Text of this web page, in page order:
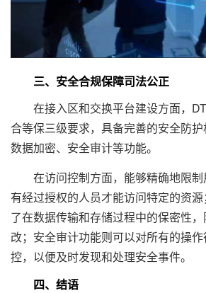
三、安全合规保障司法公正
在接入区和交换平台建设方面，
合等保三级要求，具备完善的安全防护
数据加密、安全审计等功能。
在访问控制方面，能够精确地限制
有经过授权的人员才能访问特定的资
了在数据传输和存储过程中的保密性
改；安全审计功能则可以对所有的操
控，以便及时发现和处理安全事件。
四、结语